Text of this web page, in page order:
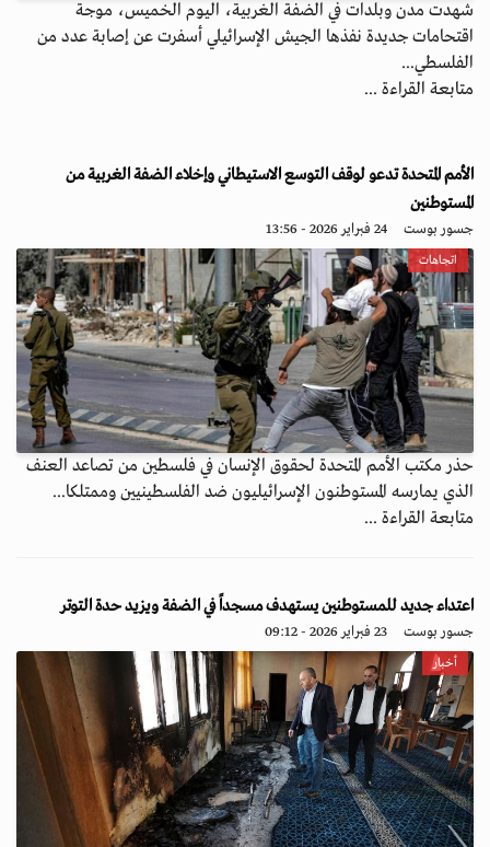
شهدت مدن وبلدات في الضفة الغربية، اليوم الخميس، موجة
اقتحامات جديدة نفذها الجيش الإسرائيلي أسفرت عن إصابة عدد من
الفلسطي...
متابعة القراءة ...
الأمم المتحدة تدعو لوقف التوسع الاستيطاني وإخلاء الضفة الغربية من
المستوطنين
جسور بوست 24 فبراير 2026 - 13:56
اتجاهات
حذر مكتب الأمم المتحدة لحقوق الإنسان في فلسطين من تصاعد العنف
الذي يمارسه المستوطنون الإسرائيليون ضد الفلسطينيين وممتلكا...
متابعة القراءة ...
اعتداء جديد للمستوطنين يستهدف مسجداً في الضفة ويزيد حدة التوتر
جسور بوست 23 فبراير 2026 - 09:12
أخبار